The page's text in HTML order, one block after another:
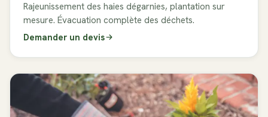
Rajeunissement des haies dégarnies, plantation sur
mesure. Évacuation complète des déchets.
Demander un devis